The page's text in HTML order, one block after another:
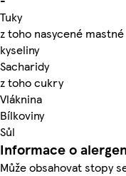
Tuky
z toho nasycené mastné
kyseliny
Sacharidy
z toho cukry
Vláknina
Bílkoviny
Sůl
Informace o
Může obsahovat stopy